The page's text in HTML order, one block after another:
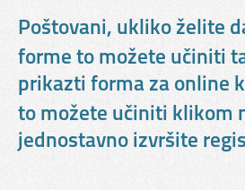
Poštovani, ukliko želite
forme to možete učiniti
prikazti forma za online
to možete učiniti klikom
jednostavno izvršite